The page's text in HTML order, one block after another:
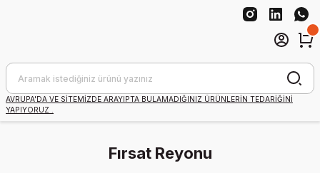
AVRUPA'DA VE SİTEMİZDE ARAYIPTA BULAMADIĞINIZ ÜRÜNLERİN TEDARİĞİNİ
YAPIYORUZ .
Fırsat Reyonu